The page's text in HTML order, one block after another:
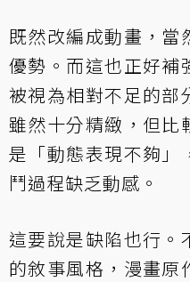
既然改編成動畫，當
優勢。而這也正好補
被視為相對不足的部
雖然十分精緻，但比
是「動態表現不夠」
鬥過程缺乏動感。
這要說是缺陷也行。
的敘事風格，漫畫原